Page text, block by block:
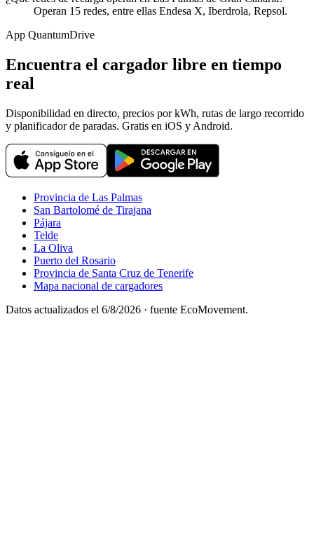
Operan 15 redes, entre ellas Endesa X, Iberdrola, Repsol.
App QuantumDrive
Encuentra el cargador libre en tiempo
real
Disponibilidad en directo, precios por kWh, rutas de largo recorrido
y planificador de paradas. Gratis en iOS y Android.
Provincia de Las Palmas
San Bartolomé de Tirajana
Pájara
Telde
La Oliva
Puerto del Rosario
Provincia de Santa Cruz de Tenerife
Mapa nacional de cargadores
Datos actualizados el 6/8/2026 · fuente EcoMovement.